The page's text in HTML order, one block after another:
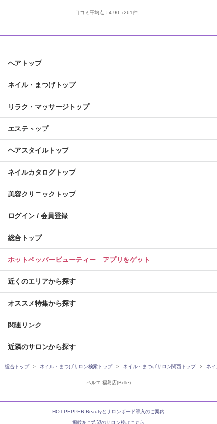
ベルエ 福島店(Belle)
口コミ平均点： 4.90 （261件）
ヘアトップ
ネイル・まつげトップ
リラク・マッサージトップ
エステトップ
ヘアスタイルトップ
ネイルカタログトップ
美容クリニックトップ
ログイン / 会員登録
総合トップ
ホットペッパービューティー アプリをゲット
近くのエリアから探す
オススメ特集から探す
関連リンク
近隣のサロンから探す
総合トップ ネイル・まつげサロン検索トップ ネイル・まつげサロン関西トップ ネ
HOT PEPPER Beautyとサロンボード導入のご案内
掲載をご希望のサロン様はこちら